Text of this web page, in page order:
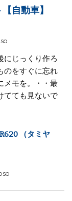
自動車】
にじっくり作ろ
のをすぐに忘れ
メモを。・・最
てても見ないで
（タミヤ